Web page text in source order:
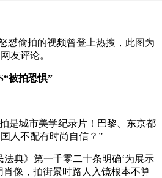
怼偷拍的视频曾登上热搜，此图为
网友评论。
被拍恐惧”
是城市美学纪录片！巴黎、东京都
人不配有时尚自信？”
法典》第一千零二十条明确‘为展示
肖像，拍街景时路人入镜根本不算